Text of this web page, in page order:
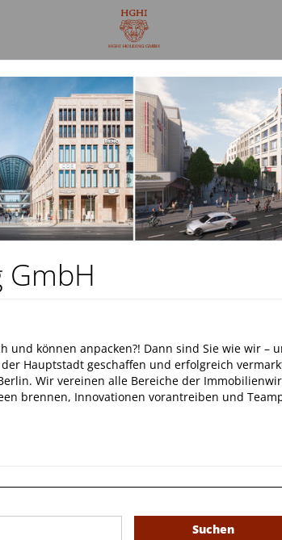
GmbH
können anpacken?! Dann sind Sie wie wir –
Hauptstadt geschaffen und erfolgreich
Wir vereinen alle Bereiche der
brennen, Innovationen vorantreiben und
Suchen